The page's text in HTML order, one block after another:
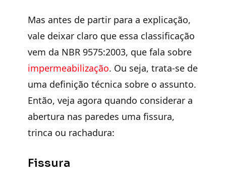
Mas antes de partir para a explicação,
vale deixar claro que essa classificação
vem da NBR 9575:2003, que fala sobre
impermeabilização. Ou seja, trata-se de
uma definição técnica sobre o assunto.
Então, veja agora quando considerar a
abertura nas paredes uma fissura,
trinca ou rachadura:
Fissura